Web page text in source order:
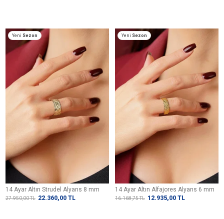
Yeni Sezon
14 Ayar Altın Strudel Alyans 8 mm
27.950,00TL 22.360,00 TL
Yeni Sezon
14 Ayar Altın Alfajores Alyans 6 mm
16.168,75TL 12.935,00 TL